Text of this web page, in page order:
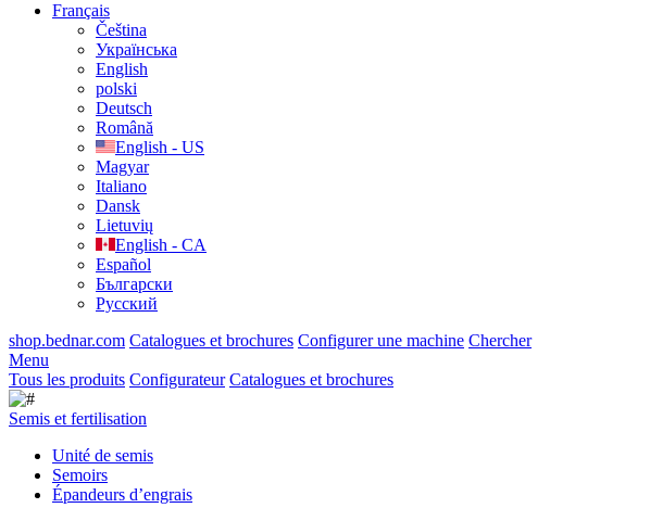
Français
Čeština
Українська
English
polski
Deutsch
Română
English - US
Magyar
Italiano
Dansk
Lietuvių
English - CA
Español
Български
Русский
shop.bednar.com Catalogues et brochures Configurer une machine Chercher
Menu
Tous les produits Configurateur Catalogues et brochures
Semis et fertilisation
Unité de semis
Semoirs
Épandeurs d’engrais